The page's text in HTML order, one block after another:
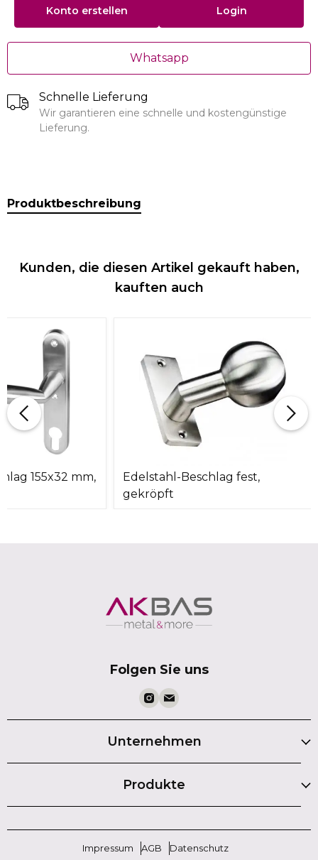
Konto erstellen Login
Whatsapp
Schnelle Lieferung
Wir garantieren eine schnelle und kostengünstige
Lieferung.
Produktbeschreibung
Kunden, die diesen Artikel gekauft haben,
kauften auch
155x32 mm,
Edelstahl-Beschlag fest,
gekröpft
Folgen Sie uns
Unternehmen
Produkte
Impressum AGB Datenschutz